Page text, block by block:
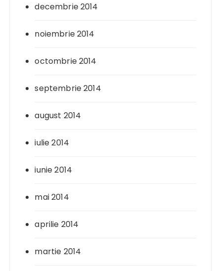
decembrie 2014
noiembrie 2014
octombrie 2014
septembrie 2014
august 2014
iulie 2014
iunie 2014
mai 2014
aprilie 2014
martie 2014